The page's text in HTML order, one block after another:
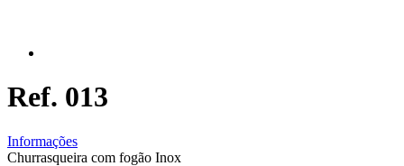
Ref. 013
Informações
Churrasqueira com fogão Inox